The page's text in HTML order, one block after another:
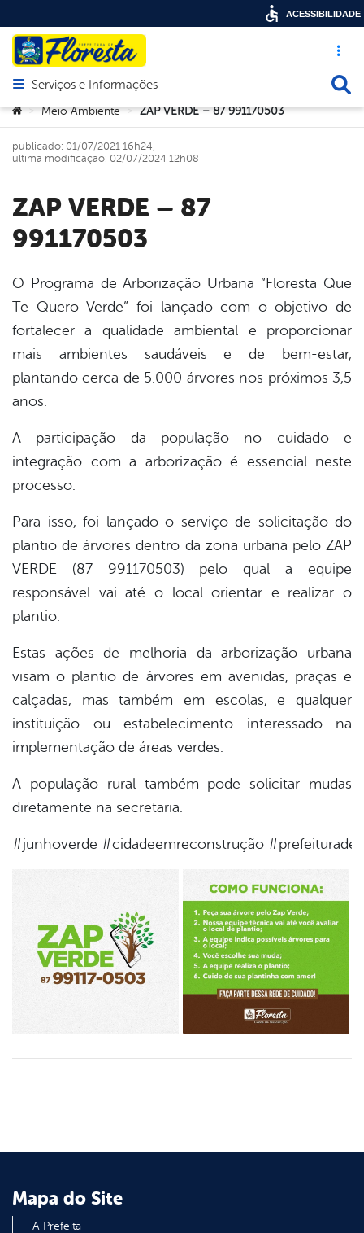
Acesso
Abrir menu principal de navegação
Serviços e Informações
Você está aqui:
> Meio Ambiente > ZAP VERDE – 87 991170503
ZAP VERDE – 87
991170503
publicado: 01/07/2021 16h24,
última modificação: 02/07/2024 12h08
O Programa de Arborização Urbana “Floresta Que
Te Quero Verde” foi lançado com o objetivo de
fortalecer a qualidade ambiental e proporcionar
mais ambientes saudáveis e de bem-estar,
plantando cerca de 5.000 árvores nos próximos 3,5
anos.
A participação da população no cuidado e
integração com a arborização é essencial neste
processo.
Para isso, foi lançado o serviço de solicitação do
plantio de árvores dentro da zona urbana pelo ZAP
VERDE (87 991170503) pelo qual a equipe
responsável vai até o local orientar e realizar o
plantio.
Estas ações de melhoria da arborização urbana
visam o plantio de árvores em avenidas, praças e
calçadas, mas também em escolas, e qualquer
instituição ou estabelecimento interessado na
implementação de áreas verdes.
A população rural também pode solicitar mudas
diretamente na secretaria.
#junhoverde #cidadeemreconstrução
Mapa do Site
A Prefeita
ACESSIBILIDADE